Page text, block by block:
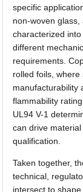
specific
non-woven
characterized
different
requirements.
rolled foils,
manufacturability
flammability
UL94 V-1
can drive
qualification.
Taken together,
technical,
intersect to